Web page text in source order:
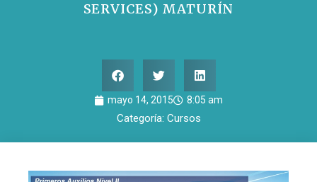
SERVICES) MATURÍN
mayo 14, 2015 8:05 am
Categoría: Cursos